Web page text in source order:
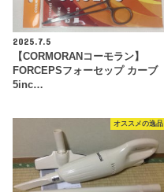
2025.7.5
【CORMORANコーモラン】
FORCEPSフォーセップ カーブ
5inc…
オススメの逸品